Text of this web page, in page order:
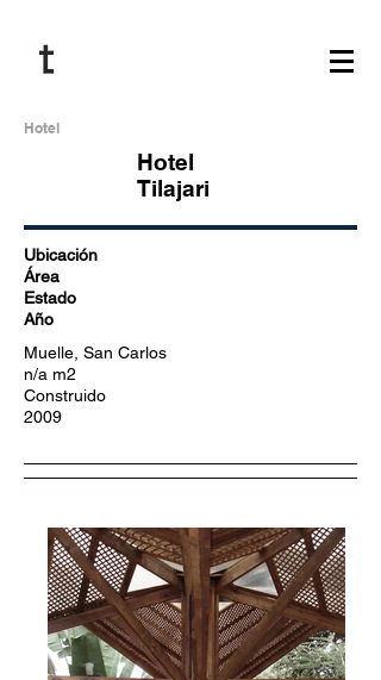
Hotel
Hotel
Tilajari
Ubicación
Área
Estado
Año
Muelle, San Carlos
n/a m2
Construido
2009